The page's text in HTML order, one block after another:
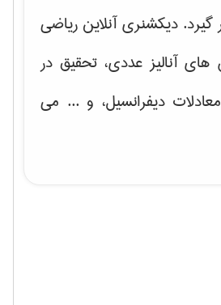
گیرد. دیکشنری آنلاین ریاضی
هایآنالیز عددی، تحقیق در
دیفرانسیل، و ... می